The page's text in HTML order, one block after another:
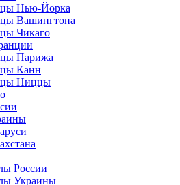
Нью-Йорка
Вашингтона
Чикаго
Парижа
Канн
Ниццы
России
Украины